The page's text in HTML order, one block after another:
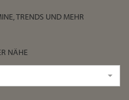
TRENDS UND MEHR
NÄHE